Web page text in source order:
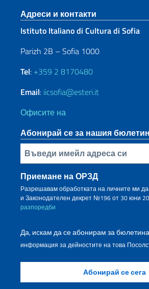
Sezione footer
Адреси и контакти
Istituto Italiano di Cultura di Sofia
Parizh 2B – Sofia 1000
Tel: +359 2 8170480
Email: iicsofia@esteri.it
Офисите на
Абонирай се за нашия бюлетин
Inserisci la tua email
Приемане на ОРЗД
Разрешавам обработката на личните ми
и Законодателен декрет №196 от 30 юни
разпоредби
Да, искам да се абонирам за
информация за дейностите на това